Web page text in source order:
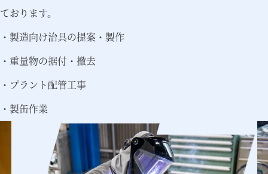
ております。
・製造向け治具の提案・製作
・重量物の据付・撤去
・プラント配管工事
・製缶作業